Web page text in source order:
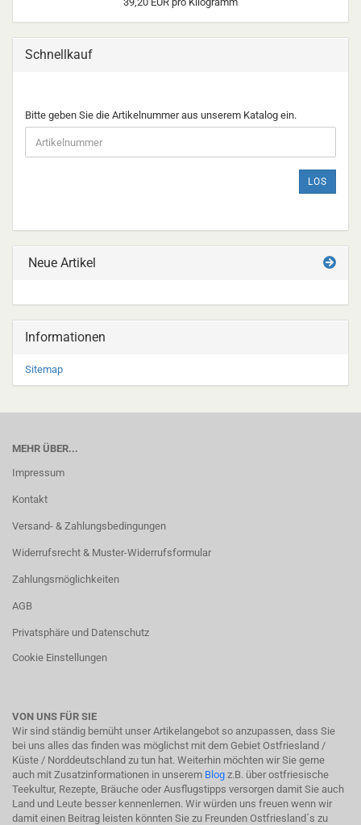
Schnellkauf
BITTE
GEBEN
SIE
DIE
EIN.
Bitte geben Sie die Artikelnummer aus unserem Katalog ein.
LOS
Neue Artikel
Informationen
Sitemap
MEHR ÜBER...
Impressum
Kontakt
Versand- & Zahlungsbedingungen
Widerrufsrecht & Muster-Widerrufsformular
Zahlungsmöglichkeiten
AGB
Privatsphäre und Datenschutz
Cookie Einstellungen
VON UNS FÜR SIE
Wir sind ständig bemüht unser Artikelangebot so anzupassen, dass Sie
bei uns alles das finden was möglichst mit dem Gebiet Ostfriesland /
Küste / Norddeutschland zu tun hat. Weiterhin möchten wir Sie gerne
auch mit Zusatzinformationen in unserem Blog z.B. über ostfriesische
Teekultur, Rezepte, Bräuche oder Ausflugstipps versorgen damit Sie auch
Land und Leute besser kennenlernen. Wir würden uns freuen wenn wir
damit einen Beitrag leisten könnten Sie zu Freunden Ostfriesland´s zu